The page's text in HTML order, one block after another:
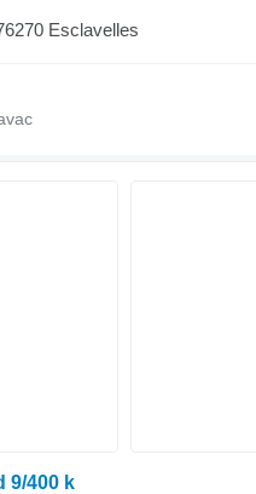
Esclavelles
9/400 k